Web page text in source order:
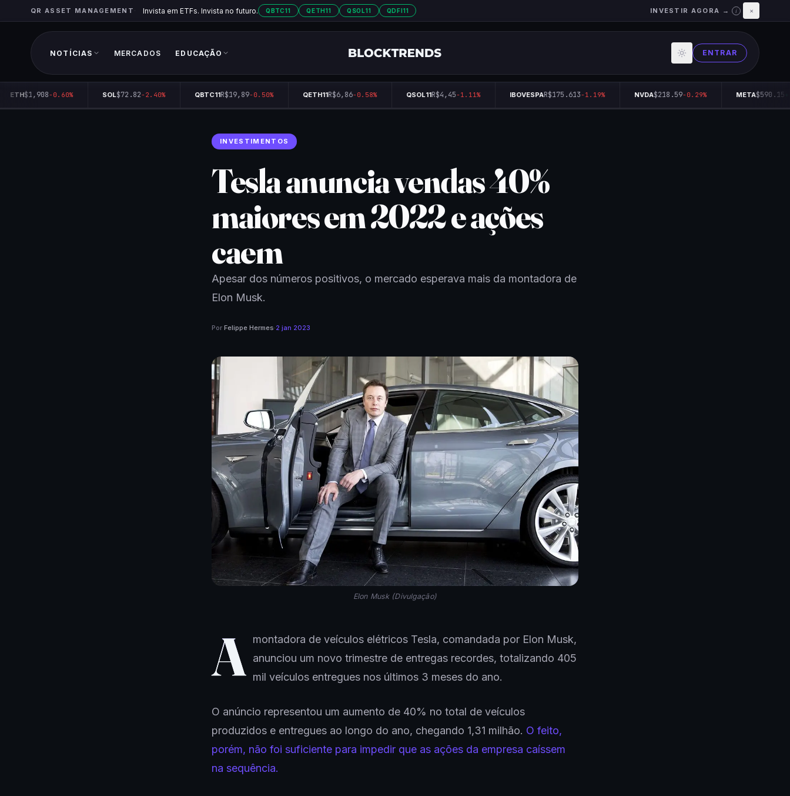
QR ASSET MANAGEMENT Invista em ETFs. Invista no futuro. QBTC11 QETH11 QSOL11 QDFI11 INVESTIR AGORA → i ×
NOTÍCIAS MERCADOS EDUCAÇÃO ENTRAR
ETH$1,908-0.60% SOL$72.82-2.40% QBTC11R$19,89-0.50% QETH11R$6,86-0.58% QSOL11R$4,45-1.11% IBOVESPAR$175.613-1.19% NVDA$218.59-0.29% META$590.15
INVESTIMENTOS
Tesla anuncia vendas 40%
maiores em 2022 e ações
caem
Apesar dos números positivos, o mercado esperava mais da montadora de
Elon Musk.
Por Felippe Hermes·2 jan 2023
Elon Musk (Divulgação)
A montadora de veículos elétricos Tesla, comandada por Elon Musk,
anunciou um novo trimestre de entregas recordes, totalizando 405
mil veículos entregues nos últimos 3 meses do ano.
O anúncio representou um aumento de 40% no total de veículos
produzidos e entregues ao longo do ano, chegando 1,31 milhão. O feito,
porém, não foi suficiente para impedir que as ações da empresa caíssem
na sequência.